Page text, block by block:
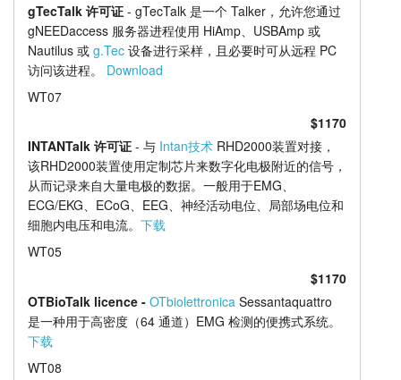
gTecTalk 许可证- gTecTalk 是一个 Talker，允许您通过
gNEEDaccess 服务器进程使用 HiAmp、USBAmp 或
Nautilus 或 g.Tec设备进行采样，且必要时可从远程 PC
访问该进程。 Download
WT07
$1170
INTANTalk 许可证- 与 Intan技术RHD2000装置对接，
该RHD2000装置使用定制芯片来数字化电极附近的信号，
从而记录来自大量电极的数据。一般用于EMG、
ECG/EKG、ECoG、EEG、神经活动电位、局部场电位和
细胞内电压和电流。 下载
WT05
$1170
OTBioTalk licence - OTbiolettronicaSessantaquattro
是一种用于高密度（64 通道）EMG 检测的便携式系统。
下载
WT08